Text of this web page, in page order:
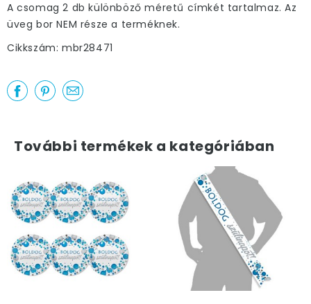
A csomag 2 db különböző méretű címkét tartalmaz. Az
üveg bor NEM része a terméknek.
Cikkszám: mbr28471
További termékek a kategóriában